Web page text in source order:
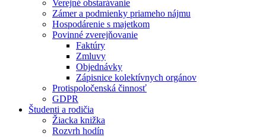
Verejné obstarávanie
Zámer a podmienky priameho nájmu
Hospodárenie s majetkom
Povinné zverejňovanie
Faktúry
Zmluvy
Objednávky
Zápisnice kolektívnych orgánov
Protispoločenská činnosť
GDPR
Študenti a rodičia
Žiacka knižka
Rozvrh hodín